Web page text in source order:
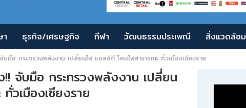
ธุรกิจ/เศรษฐกิจ กีฬา วัฒนธรรมประเพณี สิ่งแวดล้อม
บมือ กระทรวงพลังงาน เปลี่ยนไฟ แอลอีดี โคมไฟสาธารณะ ทั่วเมืองเชียงราย
!! จับมือ กระทรวงพลังงาน เปลี่ยน
วเมืองเชียงราย